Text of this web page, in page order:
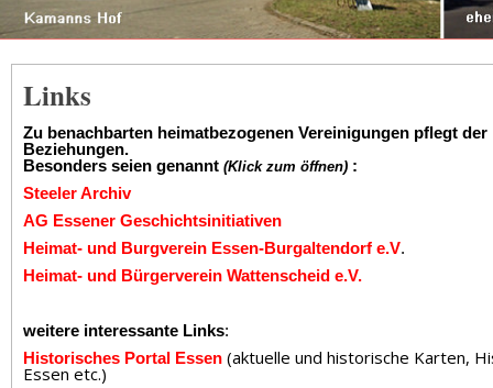
Links
Zu benachbarten heimatbezogenen Vereinigungen pflegt
Beziehungen.
Besonders seien genannt (Klick zum öffnen) :
Steeler Archiv
AG Essener Geschichtsinitiativen
Heimat- und Burgverein Essen-Burgaltendorf e.V.
Heimat- und Bürgerverein Wattenscheid e.V.
weitere interessante Links:
Historisches Portal Essen (aktuelle und historische Karten,
Essen etc.)